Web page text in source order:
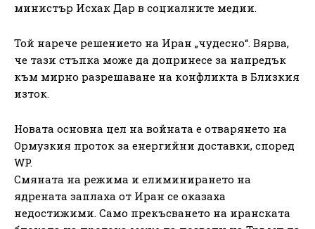
министър Исхак Дар в социалните медии.
Той нарече решението на Иран „чудесно“. Вярва,
че тази стъпка може да допринесе за напредък
към мирно разрешаване на конфликта в Близкия
изток.
Новата основна цел на войната е отварянето на
Ормузкия проток за енергийни доставки, според
WP.
Смяната на режима и елиминирането на
ядрената заплаха от Иран се оказаха
недостижими. Само прекъсването на иранската